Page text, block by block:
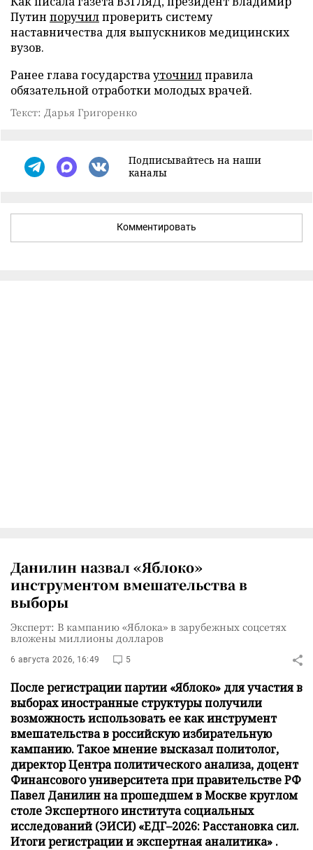
Путин поручилпроверить систему
наставничества для выпускников медицинских
вузов.
Ранее глава государствауточнилправила
обязательной отработки молодых врачей.
Текст: Дарья Григоренко
Подписывайтесь на наши
каналы
Комментировать
Данилин назвал «Яблоко»
инструментом вмешательства в
выборы
Эксперт: В кампанию «Яблока» в зарубежных соцсетях
вложены миллионы долларов
6 августа 2026, 16:49 5
После регистрации партии «Яблоко» для участия в
выборах иностранные структуры получили
возможность использовать ее как инструмент
вмешательства в российскую избирательную
кампанию. Такое мнение высказал политолог,
директор Центра политического анализа, доцент
Финансового университета при правительстве РФ
Павел Данилин на прошедшем в Москве круглом
столе Экспертного института социальных
исследований (ЭИСИ) «ЕДГ–2026: Расстановка сил.
Итоги регистрации и экспертная аналитика» .